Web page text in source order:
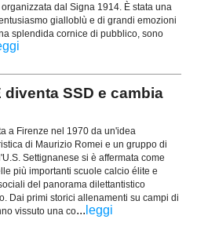
dal Signa 1914. È stata una
gialloblù e di grandi emozioni
splendida cornice di pubblico, sono
diventa SSD e cambia
a Firenze nel 1970 da un'idea
di Maurizio Romei e un gruppo di
Settignanese si è affermata come
più importanti scuole calcio élite e
del panorama dilettantistico
Dai primi storici allenamenti su campi di
vissuto una co... leggi